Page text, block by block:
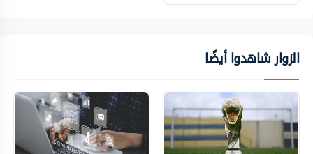
الزوار شاهدوا أيضًا